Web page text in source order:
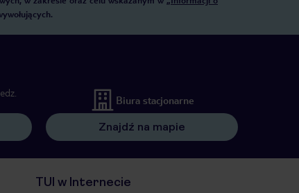
Biura stacjonarne
Znajdź na mapie
TUI w Internecie